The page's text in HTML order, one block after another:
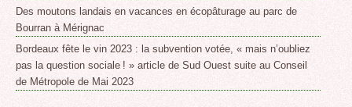
Des moutons landais en vacances en écopâturage au parc de
Bourran à Mérignac
Bordeaux fête le vin 2023 : la subvention votée, « mais n’oubliez
pas la question sociale ! » article de Sud Ouest suite au Conseil
de Métropole de Mai 2023